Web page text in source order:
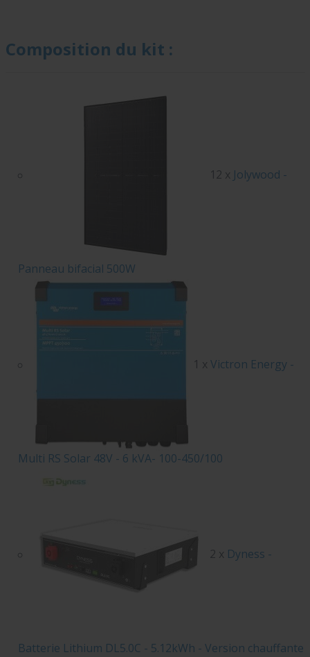
Composition du kit :
12 x Jolywood -
Panneau bifacial 500W
1 x Victron Energy -
Multi RS Solar 48V - 6 kVA- 100-450/100
2 x Dyness -
Batterie Lithium DL5.0C - 5.12kWh - Version chauffante